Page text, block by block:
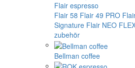
Flair espresso
Flair 58 Flair 49 PRO
Signature Flair NEO
zubehör
Bellman coffee